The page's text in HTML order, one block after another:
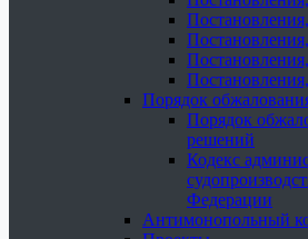
Порядок
Порядок
решений
Кодекс
Федерации
Антимонопольный